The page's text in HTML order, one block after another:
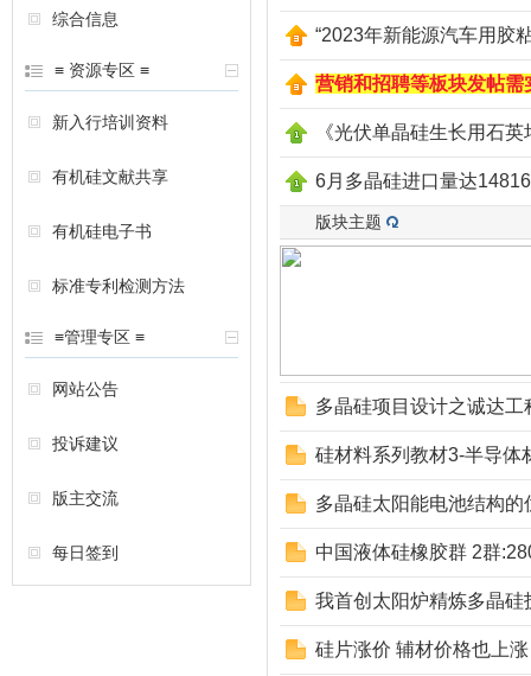
综合信息
≡ 资源专区 ≡
新入行培训资料
有机硅文献共享
有机硅电子书
标准专利检测方法
≡管理专区 ≡
网站公告
投诉建议
版主交流
每日签到
“2023年新能源汽车用胶
营销和招聘等板块发帖需
《光伏单晶硅生长用石
6月多晶硅进口量达
版块主题
多晶硅项目设计之诚达工
硅材料系列教材3-半导体
多晶硅太阳能电池结构的
中国液体硅橡胶群 2群
我首创太阳炉精炼多晶硅
硅片涨价 辅材价格也上